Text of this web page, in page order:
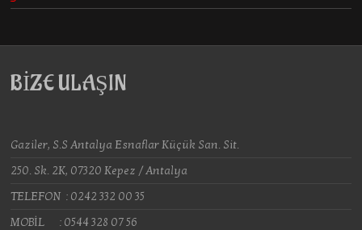
BİZE ULAŞIN
Gaziler, S.S Antalya Esnaflar Küçük San. Sit.
250. Sk. 2K, 07320 Kepez / Antalya
TELEFON : 0242 332 00 35
MOBİL : 0544 328 07 56